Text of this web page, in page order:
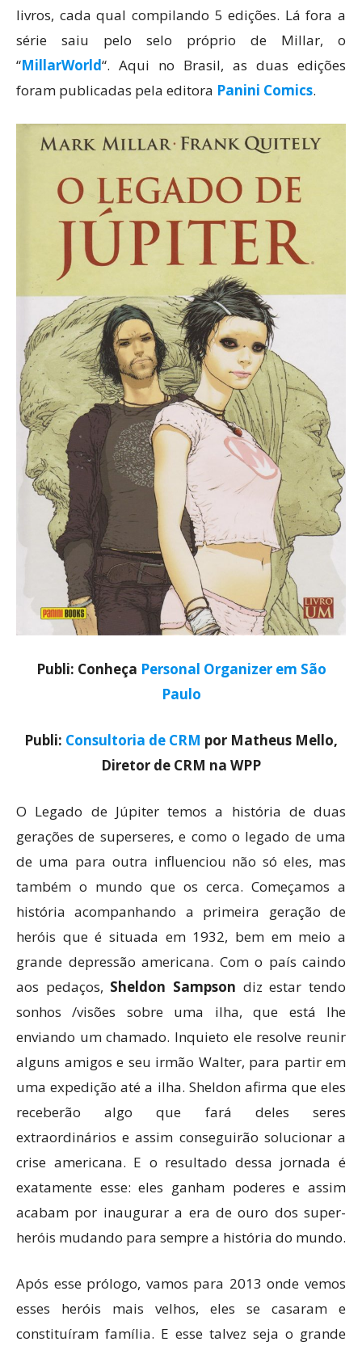
livros, cada qual compilando 5 edições. Lá fora a
série saiu pelo selo próprio de Millar, o
“MillarWorld“. Aqui no Brasil, as duas edições
foram publicadas pela editora Panini Comics.
Publi: Conheça Personal Organizer em São
Paulo
Publi: Consultoria de CRM por Matheus Mello,
Diretor de CRM na WPP
O Legado de Júpiter temos a história de duas
gerações de superseres, e como o legado de uma
de uma para outra influenciou não só eles, mas
também o mundo que os cerca. Começamos a
história acompanhando a primeira geração de
heróis que é situada em 1932, bem em meio a
grande depressão americana. Com o país caindo
aos pedaços, Sheldon Sampson diz estar tendo
sonhos /visões sobre uma ilha, que está lhe
enviando um chamado. Inquieto ele resolve reunir
alguns amigos e seu irmão Walter, para partir em
uma expedição até a ilha. Sheldon afirma que eles
receberão algo que fará deles seres
extraordinários e assim conseguirão solucionar a
crise americana. E o resultado dessa jornada é
exatamente esse: eles ganham poderes e assim
acabam por inaugurar a era de ouro dos super-
heróis mudando para sempre a história do mundo.
Após esse prólogo, vamos para 2013 onde vemos
esses heróis mais velhos, eles se casaram e
constituíram família. E esse talvez seja o grande